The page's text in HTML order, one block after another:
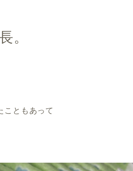
。
こともあって